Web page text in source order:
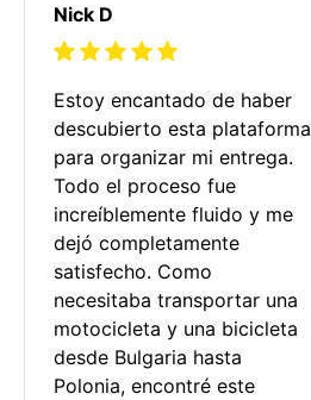
Nick D
Estoy encantado de haber
descubierto esta plataforma
para organizar mi entrega.
Todo el proceso fue
increíblemente fluido y me
dejó completamente
satisfecho. Como
necesitaba transportar una
motocicleta y una bicicleta
desde Bulgaria hasta
Polonia, encontré este